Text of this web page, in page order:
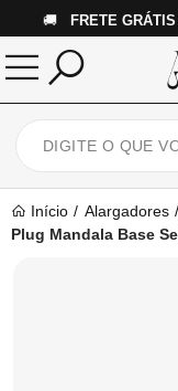
🚚 FRETE GRÁTIS
Início
Alargadores
Plug Mandala Base